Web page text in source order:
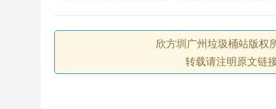
欣方圳广州垃圾桶站版权
转载请注明原文链